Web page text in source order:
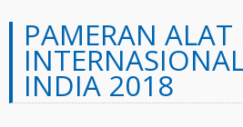
PAMERAN ALAT
INDIA 2018